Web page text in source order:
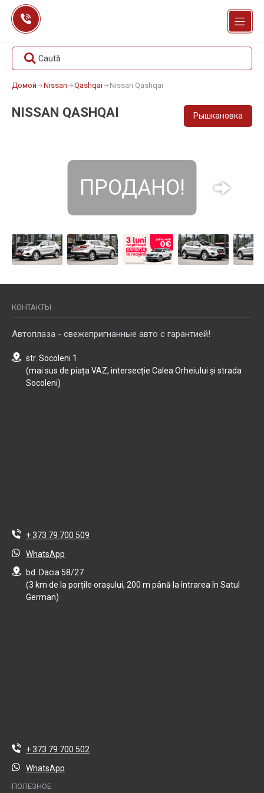
Перейти
содержанию
Caută
Домой Nissan Qashqai Nissan Qashqai
NISSAN QASHQAI Рышкановка
ПРОДАНО!
КОНТАКТЫ
Автоплаза - свежепригнанные авто с гарантией!
str. Socoleni 1
(mai sus de piața VAZ, intersecție Calea Orheiului și strada
Socoleni)
+ 373 79 700 509
WhatsApp
bd. Dacia 58/27
(3 km de la porțile orașului, 200 m până la întrarea în Satul
German)
+ 373 79 700 502
WhatsApp
ПОЛЕЗНОЕ